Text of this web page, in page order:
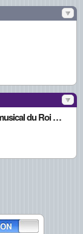
Interview de Julie Taymor, metteur en scène du musical du Roi Lion au Théâtre Mogador